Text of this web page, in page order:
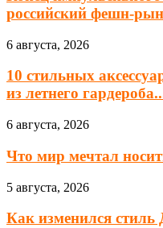
российский фешн-
6 августа, 2026
10 стильных
из летнего
6 августа, 2026
Что мир мечтал
5 августа, 2026
Как изменился